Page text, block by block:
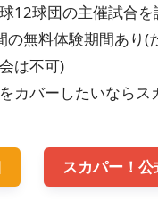
12球団の主催試合を
の無料体験期間あり(
は不可)
カバーしたいならス
スカパー！公